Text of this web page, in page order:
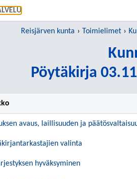
Reisjärven kunta Toimielimet
Pöytäkirja
avaus, laillisuuden ja
valinta
hyväksyminen